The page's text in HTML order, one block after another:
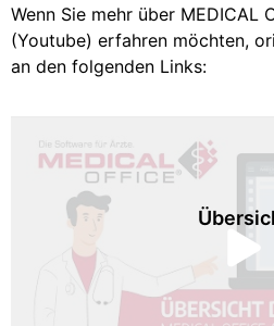
Wenn Sie mehr über MEDICAL
(Youtube) erfahren möchten,
an den folgenden Links: